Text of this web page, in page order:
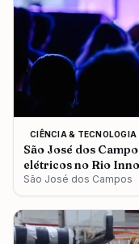
CIÊNCIA & TECNOLOGIA
São José dos
elétricos no Rio
São José dos Campos